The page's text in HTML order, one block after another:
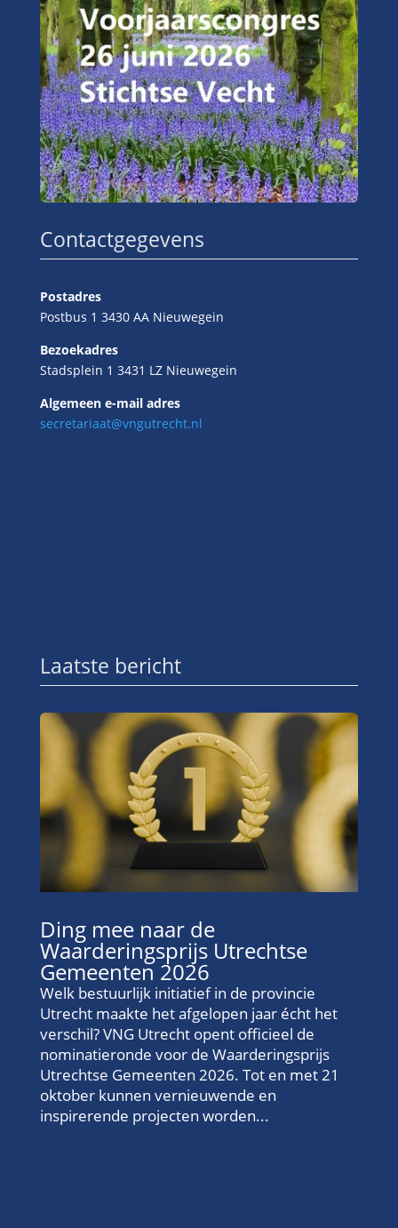
Contactgegevens
Postadres
Postbus 1 3430 AA Nieuwegein
Bezoekadres
Stadsplein 1 3431 LZ Nieuwegein
Algemeen e-mail adres
secretariaat@vngutrecht.nl
Laatste bericht
Ding mee naar de
Waarderingsprijs Utrechtse
Gemeenten 2026
Welk bestuurlijk initiatief in de provincie
Utrecht maakte het afgelopen jaar écht het
verschil? VNG Utrecht opent officieel de
nominatieronde voor de Waarderingsprijs
Utrechtse Gemeenten 2026. Tot en met 21
oktober kunnen vernieuwende en
inspirerende projecten worden...